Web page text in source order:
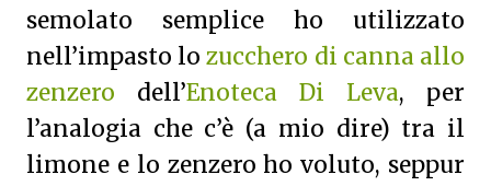
semolato semplice ho utilizzato
nell’impasto lozucchero di canna allo
zenzero dell’Enoteca Di Leva, per
l’analogia che c’è (a mio dire) tra il
limone e lo zenzero ho voluto, seppur